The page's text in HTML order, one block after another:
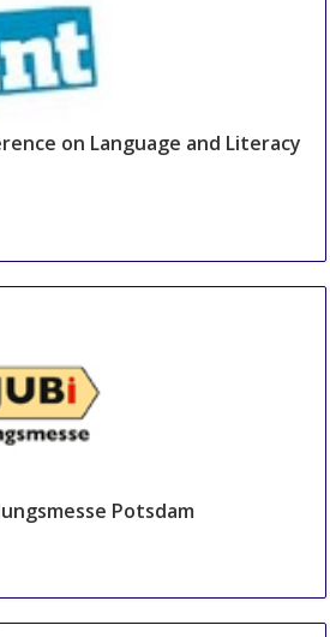
on Language and Literacy
Potsdam